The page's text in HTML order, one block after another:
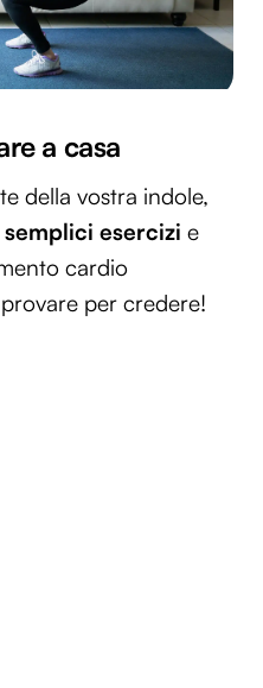
a casa
della vostra indole,
semplici esercizi e
cardio
per credere!